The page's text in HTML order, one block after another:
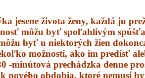
jesene života ženy, každá ju
môžu byť spoľahlivým
byť u niektorých žien
možností, ako im predísť
-minútová prechádzka denne
nového obdobia, ktoré nemusí